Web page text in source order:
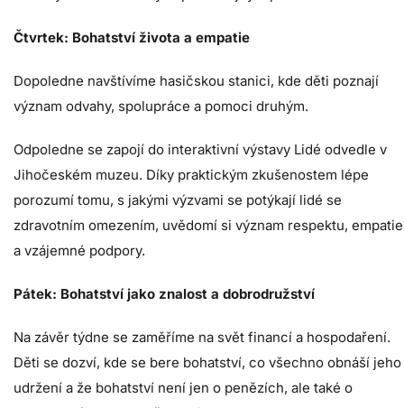
Čtvrtek: Bohatství života a empatie
Dopoledne navštívíme hasičskou stanici, kde děti poznají
význam odvahy, spolupráce a pomoci druhým.
Odpoledne se zapojí do interaktivní výstavy Lidé odvedle v
Jihočeském muzeu. Díky praktickým zkušenostem lépe
porozumí tomu, s jakými výzvami se potýkají lidé se
zdravotním omezením, uvědomí si význam respektu, empatie
a vzájemné podpory.
Pátek: Bohatství jako znalost a dobrodružství
Na závěr týdne se zaměříme na svět financí a hospodaření.
Děti se dozví, kde se bere bohatství, co všechno obnáší jeho
udržení a že bohatství není jen o penězích, ale také o